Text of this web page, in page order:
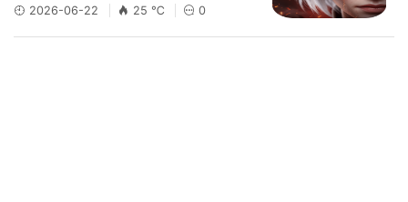
2026-06-22 25 ℃ 0